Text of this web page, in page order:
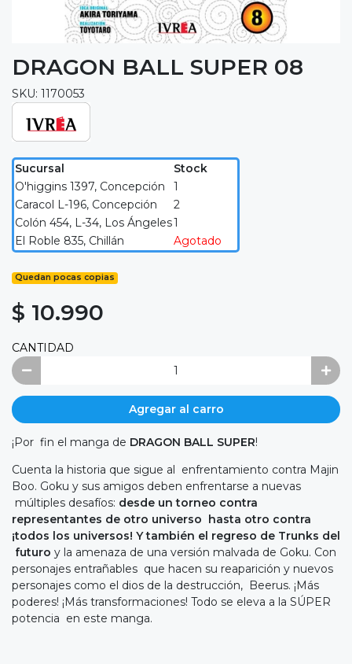
DRAGON BALL SUPER 08
SKU: 1170053
Sucursal
Stock
O'higgins 1397, Concepción
1
Caracol L-196, Concepción
2
Colón 454, L-34, Los Ángeles1
El Roble 835, Chillán
Agotado
Quedan pocas copias
$ 10.990
CANTIDAD
Agregar al carro
¡Por fin el manga de DRAGON BALL SUPER!
Cuenta la historia que sigue al enfrentamiento contra Majin
Boo. Goku y sus amigos deben enfrentarse a nuevas
múltiples desafíos: desde un torneo contra
representantes de otro universo hasta otro contra
¡todos los universos! Y también el regreso de Trunks del
futuro y la amenaza de una versión malvada de Goku. Con
personajes entrañables que hacen su reaparición y nuevos
personajes como el dios de la destrucción, Beerus. ¡Más
poderes! ¡Más transformaciones! Todo se eleva a la SÚPER
potencia en este manga.